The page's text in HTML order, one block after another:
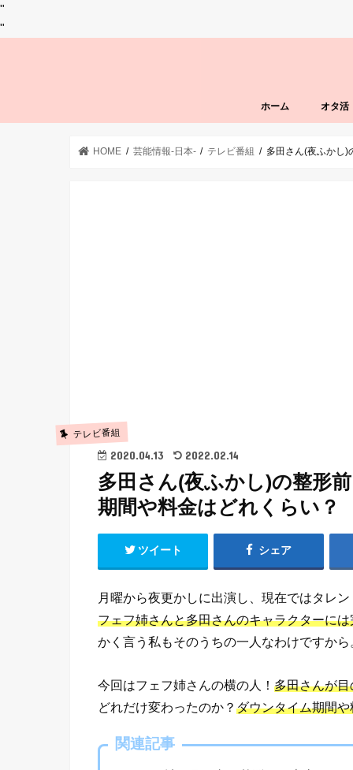
"
"
ホーム オタ活
HOME 芸能情報-日本- テレビ番組 多田さん(夜ふかし)
テレビ番組
2020.04.13 2022.02.14
多田さん(夜ふかし)の整形
期間や料金はどれくらい？
ツイート シェア
月曜から夜更かしに出演し、現在ではタレ
フェフ姉さんと多田さんのキャラクターに
かく言う私もそのうちの一人なわけですから
今回はフェフ姉さんの横の人！ 多田さんが
どれだけ変わったのか？ ダウンタイム期間や
関連記事